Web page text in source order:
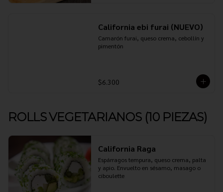
California ebi furai (NUEVO)
Camarón furai, queso crema, cebollín y
pimentón
$6.300
ROLLS VEGETARIANOS (10 PIEZAS)
California Raga
Espárragos tempura, queso crema, palta
y apio. Envuelto en sésamo, masago o
ciboulette